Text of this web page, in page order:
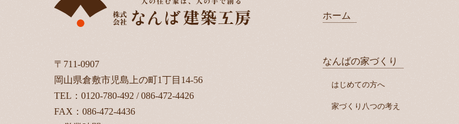
〒711-0907
岡山県倉敷市児島上の町1丁目14-56
TEL： 0120-780-492 /086-472-4426
FAX：086-472-4436
ホーム
なんばの家づくり
はじめての方へ
家づくり八つの考え